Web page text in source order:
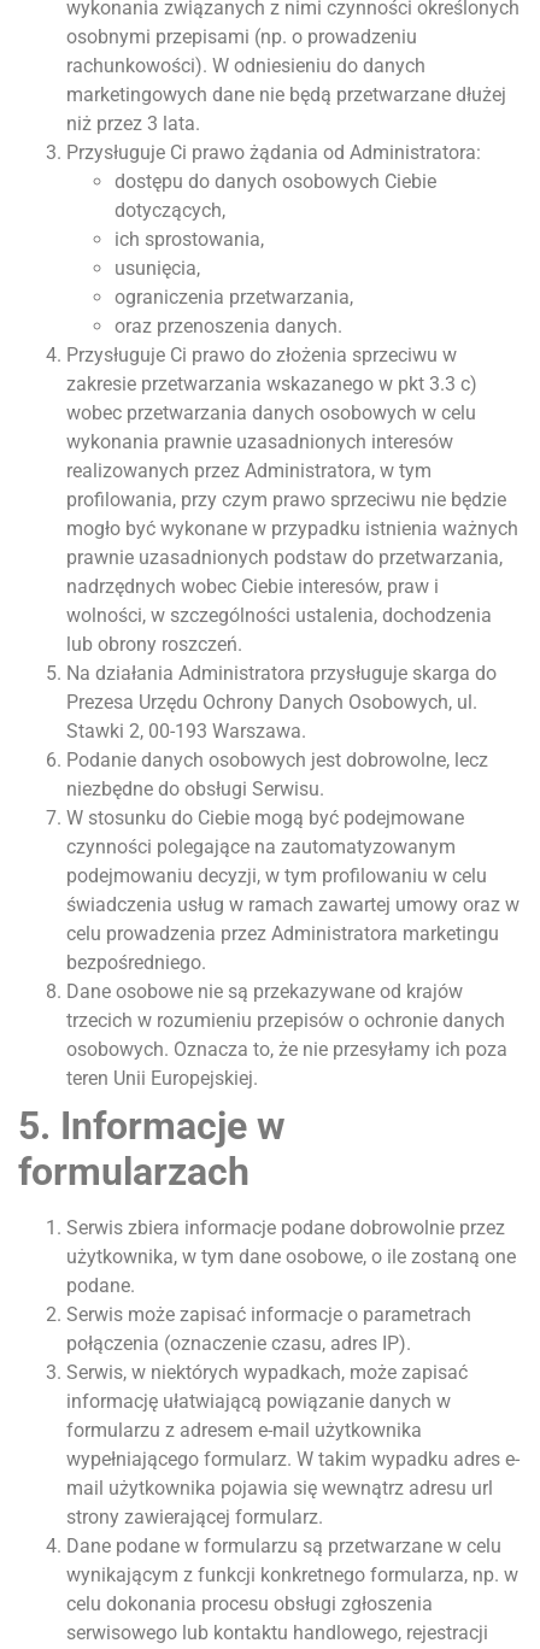
wykonania związanych z nimi czynności określonych
osobnymi przepisami (np. o prowadzeniu
rachunkowości). W odniesieniu do danych
marketingowych dane nie będą przetwarzane dłużej
niż przez 3 lata.
Przysługuje Ci prawo żądania od Administratora:
dostępu do danych osobowych Ciebie
dotyczących,
ich sprostowania,
usunięcia,
ograniczenia przetwarzania,
oraz przenoszenia danych.
Przysługuje Ci prawo do złożenia sprzeciwu w
zakresie przetwarzania wskazanego w pkt 3.3 c)
wobec przetwarzania danych osobowych w celu
wykonania prawnie uzasadnionych interesów
realizowanych przez Administratora, w tym
profilowania, przy czym prawo sprzeciwu nie będzie
mogło być wykonane w przypadku istnienia ważnych
prawnie uzasadnionych podstaw do przetwarzania,
nadrzędnych wobec Ciebie interesów, praw i
wolności, w szczególności ustalenia, dochodzenia
lub obrony roszczeń.
Na działania Administratora przysługuje skarga do
Prezesa Urzędu Ochrony Danych Osobowych, ul.
Stawki 2, 00-193 Warszawa.
Podanie danych osobowych jest dobrowolne, lecz
niezbędne do obsługi Serwisu.
W stosunku do Ciebie mogą być podejmowane
czynności polegające na zautomatyzowanym
podejmowaniu decyzji, w tym profilowaniu w celu
świadczenia usług w ramach zawartej umowy oraz w
celu prowadzenia przez Administratora marketingu
bezpośredniego.
Dane osobowe nie są przekazywane od krajów
trzecich w rozumieniu przepisów o ochronie danych
osobowych. Oznacza to, że nie przesyłamy ich poza
teren Unii Europejskiej.
5. Informacje w
formularzach
Serwis zbiera informacje podane dobrowolnie przez
użytkownika, w tym dane osobowe, o ile zostaną one
podane.
Serwis może zapisać informacje o parametrach
połączenia (oznaczenie czasu, adres IP).
Serwis, w niektórych wypadkach, może zapisać
informację ułatwiającą powiązanie danych w
formularzu z adresem e-mail użytkownika
wypełniającego formularz. W takim wypadku adres e-
mail użytkownika pojawia się wewnątrz adresu url
strony zawierającej formularz.
Dane podane w formularzu są przetwarzane w celu
wynikającym z funkcji konkretnego formularza, np. w
celu dokonania procesu obsługi zgłoszenia
serwisowego lub kontaktu handlowego, rejestracji